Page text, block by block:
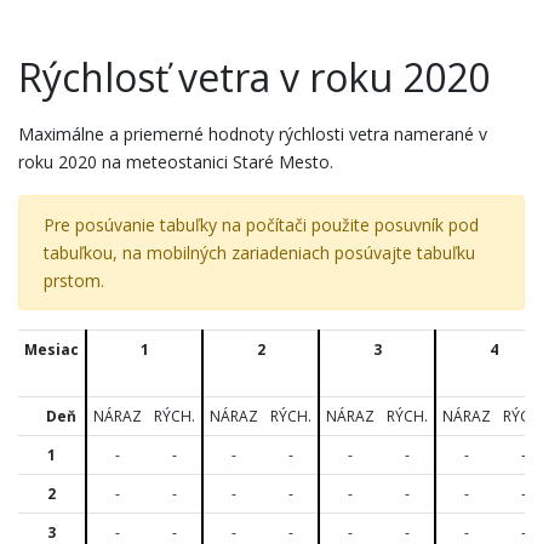
Rýchlosť vetra v roku 2020
Maximálne a priemerné hodnoty rýchlosti vetra namerané v
roku 2020 na meteostanici Staré Mesto.
Pre posúvanie tabuľky na počítači použite posuvník pod
tabuľkou, na mobilných zariadeniach posúvajte tabuľku
prstom.
Mesiac 1 2 3 4
Deň NÁRAZ RÝCH. NÁRAZ RÝCH. NÁRAZ RÝCH. NÁRAZ
RÝCH.
1
- - - - - - -
-
2
- - - - - - -
-
3
- - - - - - -
-